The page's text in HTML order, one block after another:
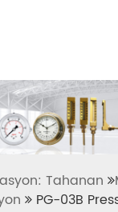
Tahanan
PG-03B